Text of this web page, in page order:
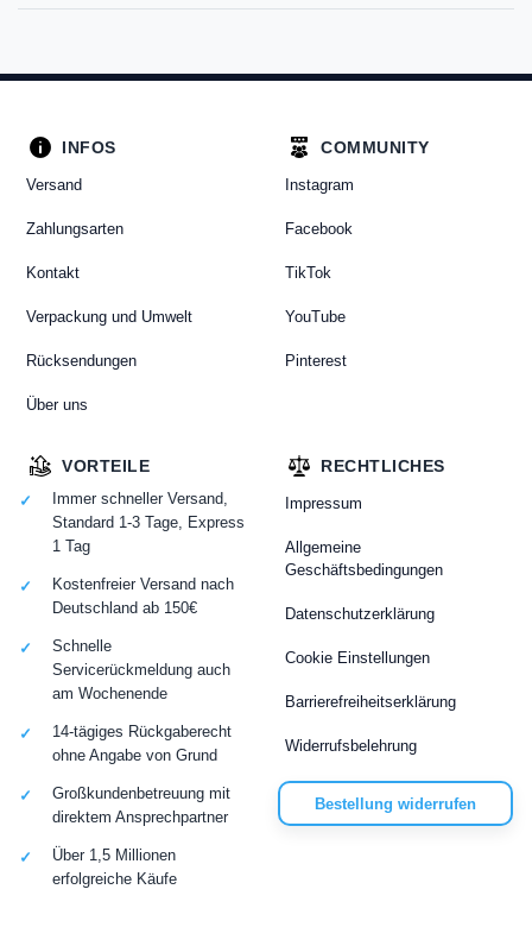
INFOS
Versand
Zahlungsarten
Kontakt
Verpackung und Umwelt
Rücksendungen
Über uns
COMMUNITY
Instagram
Facebook
TikTok
YouTube
Pinterest
RECHTLICHES
Impressum
Allgemeine
Geschäftsbedingungen
Datenschutzerklärung
Cookie Einstellungen
Barrierefreiheitserklärung
Widerrufsbelehrung
Bestellung widerrufen
VORTEILE
Immer schneller Versand,
Standard 1-3 Tage, Express
1 Tag
Kostenfreier Versand nach
Deutschland ab 150€
Schnelle
Servicerückmeldung auch
am Wochenende
14-tägiges Rückgaberecht
ohne Angabe von Grund
Großkundenbetreuung mit
direktem Ansprechpartner
Über 1,5 Millionen
erfolgreiche Käufe